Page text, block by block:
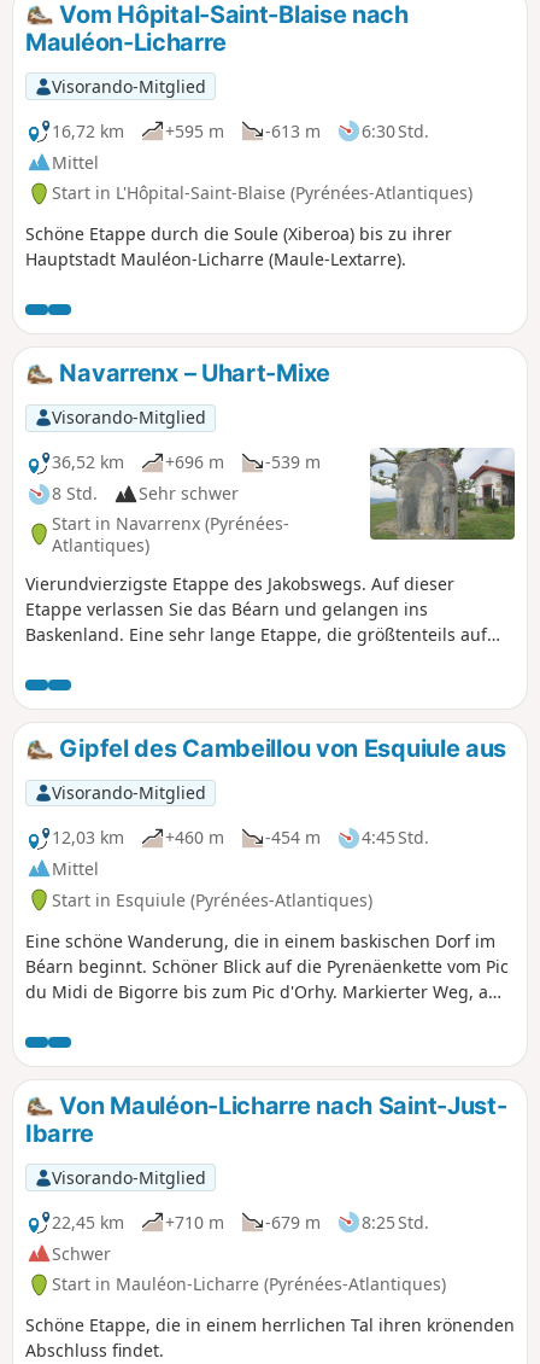
Vom Hôpital-Saint-Blaise nach
Mauléon-Licharre
Visorando-Mitglied
16,72 km
+595 m -613 m
6:30 Std.
Mittel
Start in L'Hôpital-Saint-Blaise (Pyrénées-Atlantiques)
Schöne Etappe durch die Soule (Xiberoa) bis zu ihrer
Hauptstadt Mauléon-Licharre (Maule-Lextarre).
Navarrenx – Uhart-Mixe
Visorando-Mitglied
36,52 km
+696 m
-539 m
8 Std.
Sehr schwer
Start in Navarrenx (Pyrénées-
Atlantiques)
Vierundvierzigste Etappe des Jakobswegs. Auf dieser
Etappe verlassen Sie das Béarn und gelangen ins
Baskenland. Eine sehr lange Etappe, die größtenteils auf
keine größeren Ortschaften durchqueren, ist es ratsam,
sich vor dem Aufbruch mit Proviant einzudecken.
Gipfel des Cambeillou von Esquiule aus
Visorando-Mitglied
12,03 km
+460 m -454 m
4:45 Std.
Mittel
Start in Esquiule (Pyrénées-Atlantiques)
Eine schöne Wanderung, die in einem baskischen Dorf im
Béarn beginnt. Schöner Blick auf die Pyrenäenkette vom Pic
du Midi de Bigorre bis zum Pic d'Orhy. Markierter Weg, am
entlang der gesamten Strecke.
Von Mauléon-Licharre nach Saint-Just-
Ibarre
Visorando-Mitglied
22,45 km
+710 m -679 m
8:25 Std.
Schwer
Start in Mauléon-Licharre (Pyrénées-Atlantiques)
Schöne Etappe, die in einem herrlichen Tal ihren krönenden
Abschluss findet.